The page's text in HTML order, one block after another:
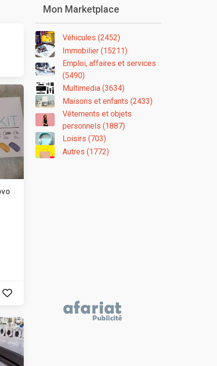
Mon Marketplace
Véhicules (2452)
Immobilier (15211)
Emploi, affaires et services
(5490)
Multimedia (3634)
Maisons et enfants (2433)
Vêtements et objets
personnels (1887)
Loisirs (703)
Autres (1772)